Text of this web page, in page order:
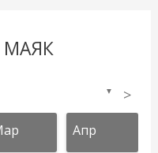
МАЯК
▼ >
Апр